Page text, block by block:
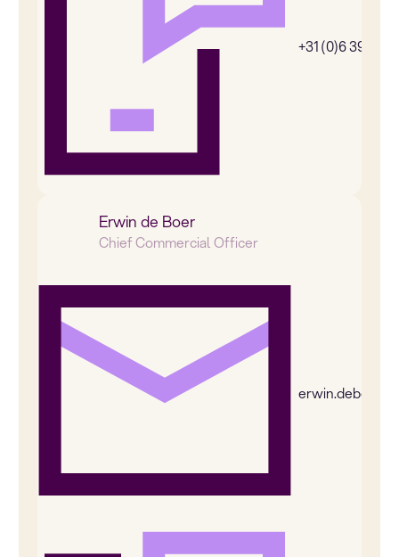
+31 (0)6
Erwin de Boer
Chief Commercial Officer